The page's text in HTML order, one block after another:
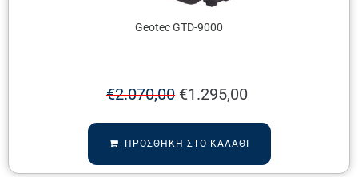
Geotec GTD-9000
€2.070,00 €1.295,00
ΠΡΟΣΘΉΚΗ ΣΤΟ ΚΑΛΆΘΙ